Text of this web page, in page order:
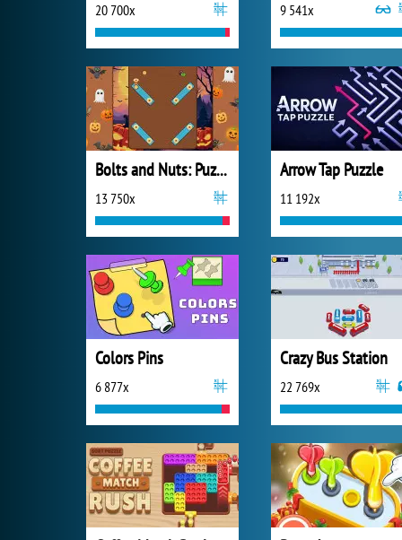
20 700x 9 541x
Bolts and Nuts: Puzzle
13 750x
Arrow Tap Puzzle
11 192x
Colors Pins
6 877x
Crazy Bus Station
22 769x